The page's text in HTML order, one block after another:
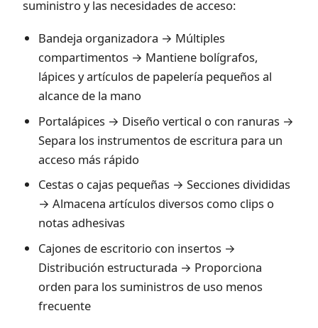
suministro y las necesidades de acceso:
Bandeja organizadora → Múltiples
compartimentos → Mantiene bolígrafos,
lápices y artículos de papelería pequeños al
alcance de la mano
Portalápices → Diseño vertical o con ranuras →
Separa los instrumentos de escritura para un
acceso más rápido
Cestas o cajas pequeñas → Secciones divididas
→ Almacena artículos diversos como clips o
notas adhesivas
Cajones de escritorio con insertos →
Distribución estructurada → Proporciona
orden para los suministros de uso menos
frecuente